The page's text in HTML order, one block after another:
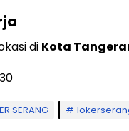
di Kota
SERANG